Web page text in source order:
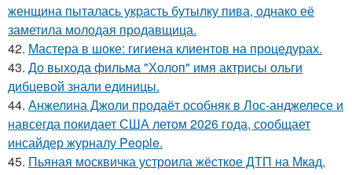
женщина пыталась украсть бутылку пива, однако её
заметила молодая продавщица.
42. Мастера в шоке: гигиена клиентов на процедурах.
43. До выхода фильма "Холоп" имя актрисы ольги
дибцевой знали единицы.
44. Анжелина Джоли продаёт особняк в Лос-анджелесе и
навсегда покидает США летом 2026 года, сообщает
инсайдер журналу People.
45. Пьяная москвичка устроила жёсткое ДТП на Мкад,